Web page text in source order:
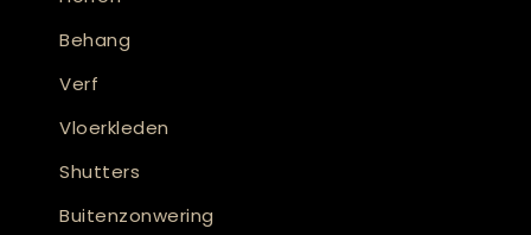
Behang
Verf
Vloerkleden
Shutters
Buitenzonwering